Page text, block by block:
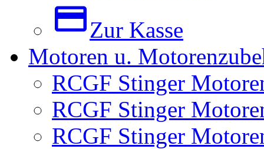
Zur Kasse
Motoren u.
RCGF Stinger
RCGF Stinger
RCGF Stinger